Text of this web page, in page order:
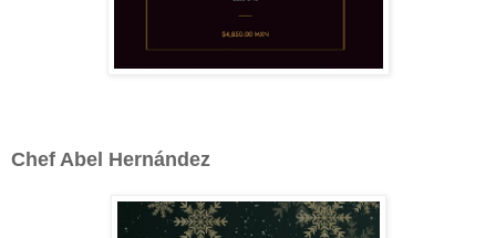
Chef Abel Hernández